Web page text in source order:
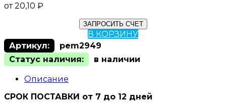
от20,10 ₽
ЗАПРОСИТЬ СЧЕТ
В КОРЗИНУ
Артикул:
pem2949
Статус наличия:
в наличии
Описание
СРОК ПОСТАВКИ от 7 до 12 дней